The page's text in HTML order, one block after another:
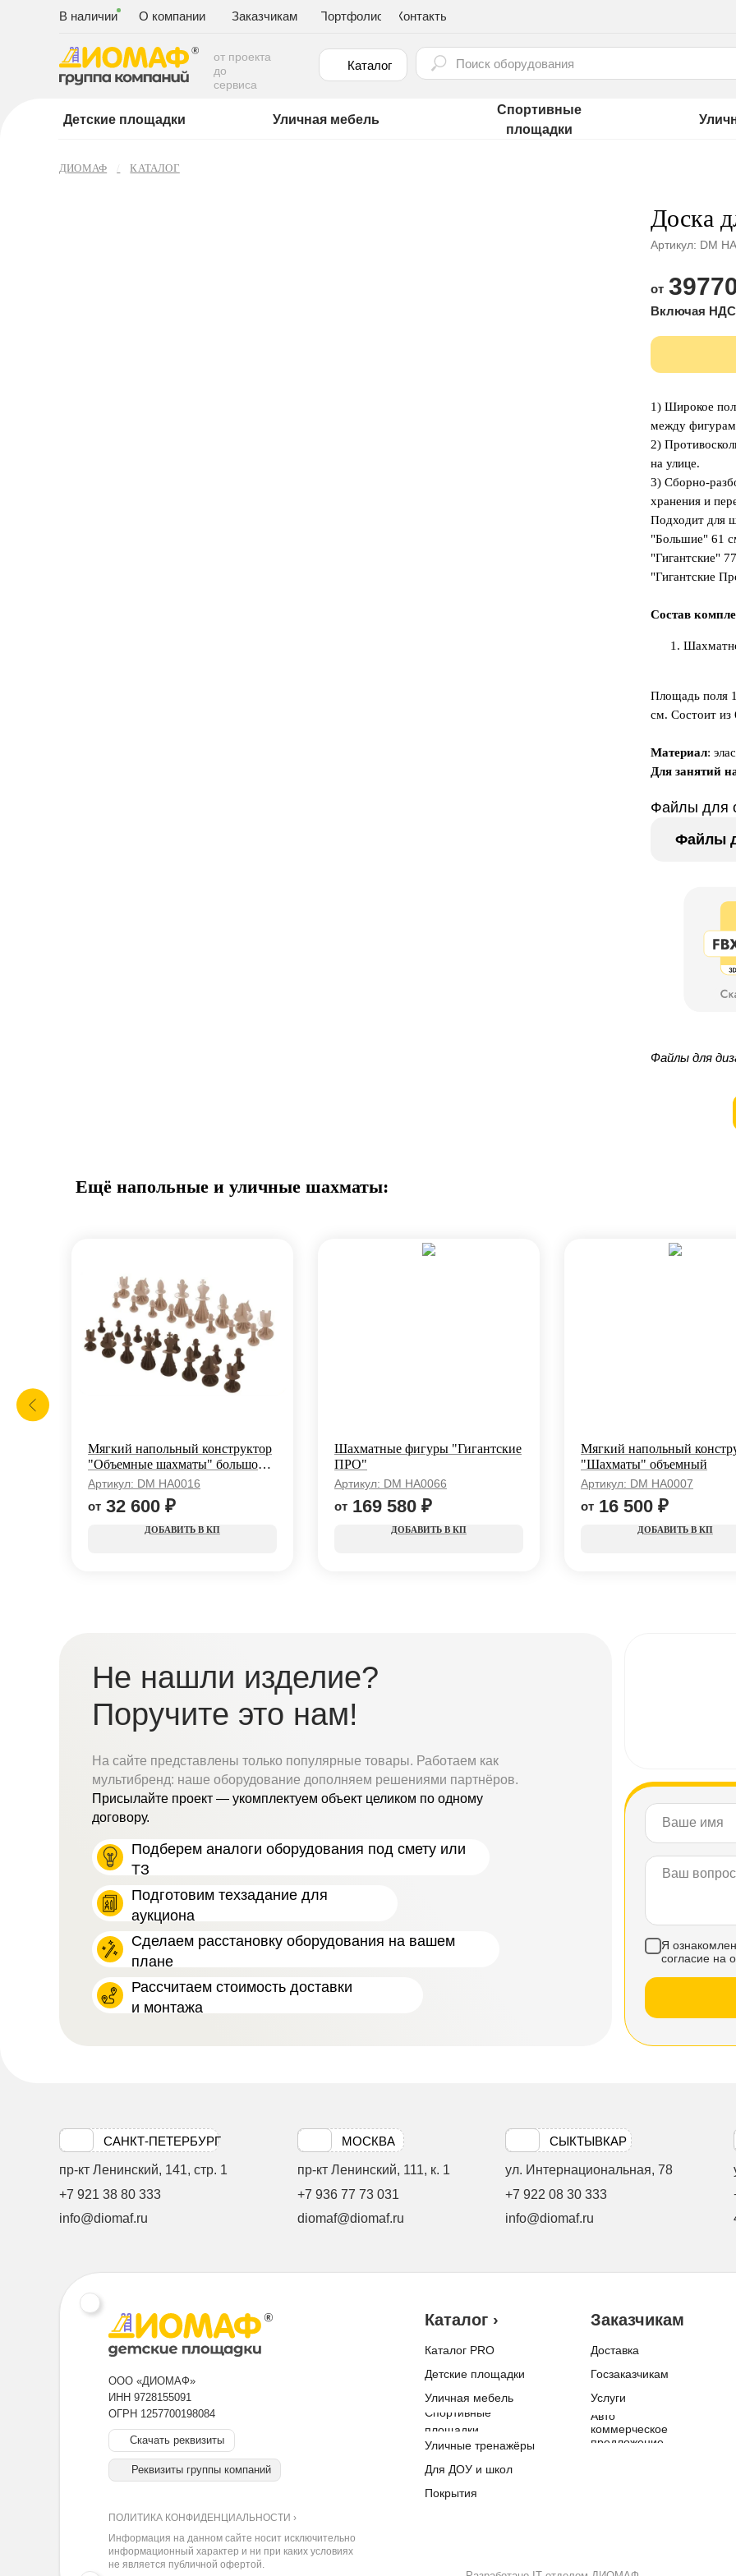
О компании
В наличии Заказчикам Портфолио Контакты
от проекта
до
сервиса
Каталог
Детские площадки Уличная мебель
Спортивные
площадки
ДИОМАФ КАТАЛОГ
Доска
Артикул: DM
1) Широкое
между
2)
на улице.
3) Сборно-
хранения и
Подходит для
"Большие" 61
"Гигантские"
"Гигантские
Состав
Площадь поля
см. Состоит из
Материал:
Для занятий
Файлы для
Файлы
Файлы для
Ещё напольные и уличные шахматы:
Мягкий напольный конструктор
"Объемные шахматы" большой,
король 900 мм
Артикул: DM HА0016
32 600 ₽
КП
Шахматные фигуры "Гигантские
ПРО"
Артикул: DM HA0066
169 580 ₽
КП
Мягкий напольный
"Шахматы" объемный
Артикул: DM HА0007
16 500 ₽
КП
Не нашли изделие?
Поручите это нам!
На сайте представлены только популярные товары. Работаем как
мультибренд: наше оборудование дополняем решениями партнёров.
Присылайте проект — укомплектуем объект целиком по одному
договору.
Подберем аналоги оборудования под смету или
ТЗ
Подготовим техзадание для
аукциона
Сделаем расстановку оборудования на вашем
плане
Рассчитаем стоимость доставки
и монтажа
Я
согласие на
САНКТ-ПЕТЕРБУРГ
пр-кт Ленинский, 141, стр. 1
+7 921 38 80 333
info@diomaf.ru
МОСКВА
пр-кт Ленинский, 111, к. 1
+7 936 77 73 031
diomaf@diomaf.ru
СЫКТЫВКАР
ул. Интернациональная, 78
+7 922 08 30 333
info@diomaf.ru
ООО «ДИОМАФ»
ИНН 9728155091
ОГРН 1257700198084
Скачать реквизиты
Реквизиты группы компаний
Каталог ›
Каталог PRO
Детские площадки
Уличная мебель
Спортивные
площадки
Уличные тренажёры
Для ДОУ и школ
Покрытия
Заказчикам
Доставка
Госзаказчикам
Услуги
Авто
коммерческое
предложение
ПОЛИТИКА КОНФИДЕНЦИАЛЬНОСТИ ›
Информация на данном сайте носит исключительно
информационный характер и ни при каких условиях
не является публичной офертой.